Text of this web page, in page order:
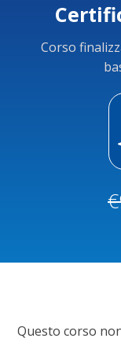
Corso
€
Il
Il
Questo corso